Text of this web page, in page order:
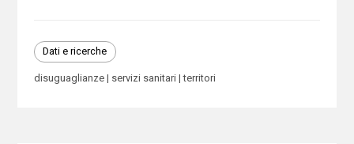
Dati e ricerche
disuguaglianze servizi sanitari territori